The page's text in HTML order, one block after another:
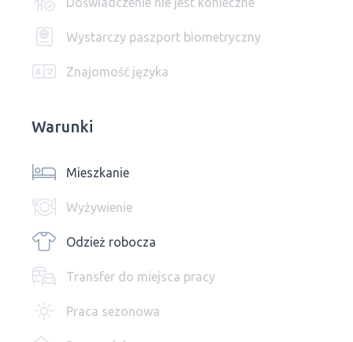
Wystarczy paszport biometryczny
Znajomość języka
Warunki
Mieszkanie
Wyżywienie
Odzież robocza
Transfer do miejsca pracy
Praca sezonowa